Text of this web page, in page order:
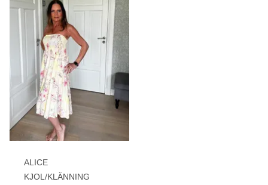
ALICE
KJOL/KLÄNNING